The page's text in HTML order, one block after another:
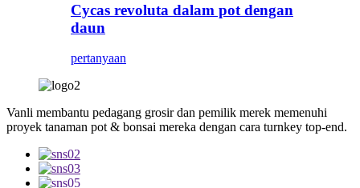
Cycas revoluta dalam pot dengan
daun
pertanyaan
Vanli membantu pedagang grosir dan pemilik merek memenuhi
proyek tanaman pot & bonsai mereka dengan cara turnkey top-end.